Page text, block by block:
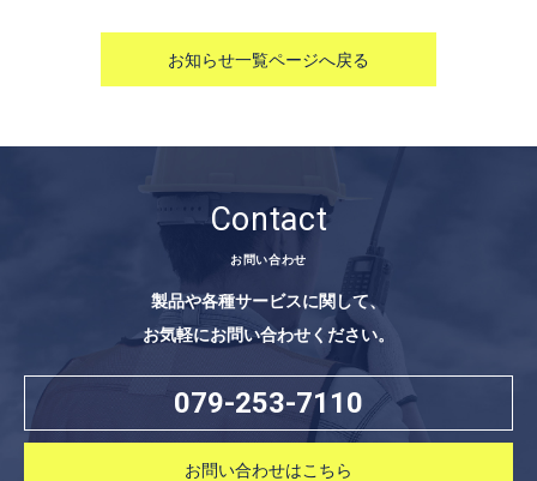
お知らせ一覧ページへ戻る
Contact
お問い合わせ
製品や各種サービスに関して、
お気軽にお問い合わせください。
079-253-7110
お問い合わせはこちら